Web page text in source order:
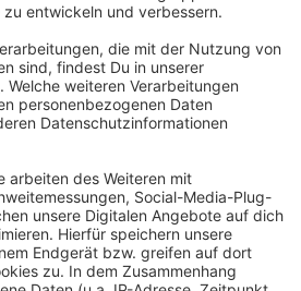
bestritten
Informationen zur Soforthilfe
online an eure Stadt schicken,
Für Wetter:
In Sprockhövel:
für betroffene gewerbliche